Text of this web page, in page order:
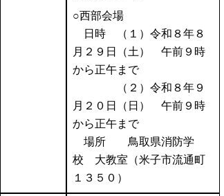
○西部会場
日時 （１）令和８年８
月２９日（土） 午前９時
から正午まで
（２）令和８年９
月２０日（日） 午前９時
から正午まで
場所 鳥取県消防学
校 大教室（米子市流通町
１３５０）